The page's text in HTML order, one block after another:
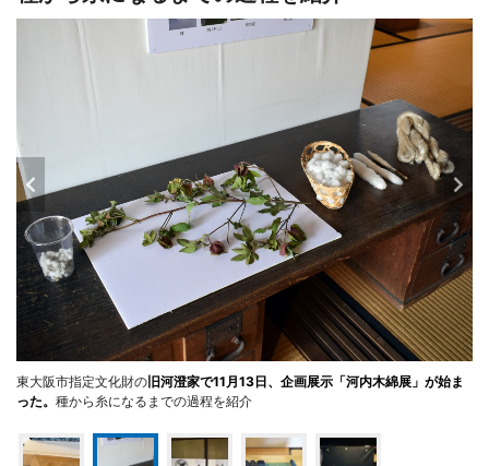
東大阪市指定文化財の旧河澄家で11月13日、企画展示「河内木綿展」が始ま
った。 種から糸になるまでの過程を紹介